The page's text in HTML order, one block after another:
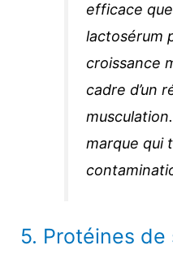
efficace
lactosérum
croissance
cadre d’un
marque qui
5. Protéines de